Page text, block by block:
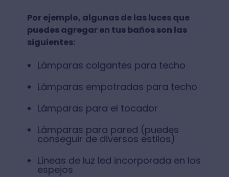
Por ejemplo, algunas de las luces que
puedes agregar en tus baños son las
siguientes:
Lámparas colgantes para techo
Lámparas empotradas para techo
Lámparas para el tocador
Lámparas para pared (puedes
conseguir de diversos estilos)
Líneas de luz led incorporada en los
espejos